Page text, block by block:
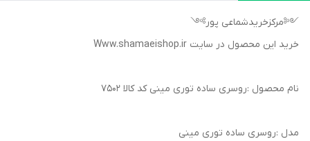
༺مرکزخریدشماعی پور༻
خرید این محصول در سایت Www.shamaeishop.ir
نام محصول :روسری ساده توری مینی کد کالا ۷۵۰۲
مدل :روسری ساده توری مینی